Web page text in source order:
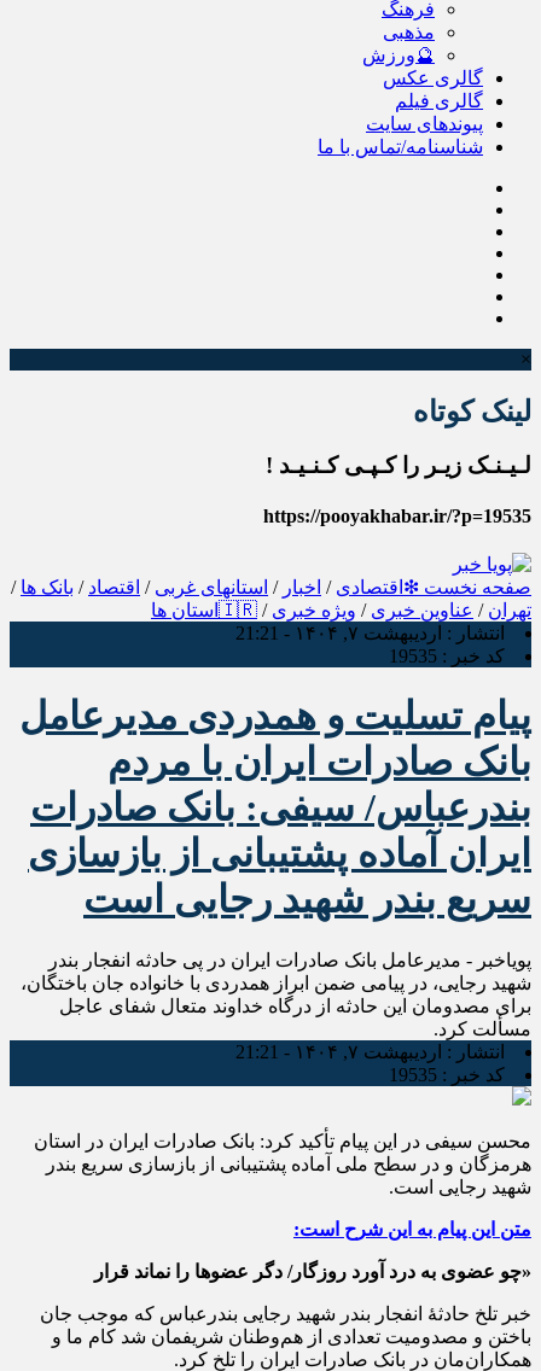
فرهنگ
مذهبی
🔮ورزش
گالری عکس
گالری فیلم
پیوندهای سایت
شناسنامه/تماس با ما
×
لینک کوتاه
لـیـنـک زیـر را کـپـی کـنـیـد !
https://pooyakhabar.ir/?p=19535
صفحه نخست ❇اقتصادی / اخبار / استانهای غربی / اقتصاد / بانک ها /
تهران / عناوین خبری / ویژه خبری / 🇮🇷استان ها
انتشار : اردیبهشت ۷, ۱۴۰۴ - 21:21
کد خبر : 19535
پیام تسلیت و همدردی مدیرعامل
بانک صادرات ایران با مردم
بندرعباس/ سیفی: بانک صادرات
ایران آماده پشتیبانی از بازسازی
سریع بندر شهید رجایی است
پویاخبر - مدیرعامل بانک صادرات ایران در پی حادثه انفجار بندر
شهید رجایی، در پیامی ضمن ابراز همدردی با خانواده جان‌ باختگان،
برای مصدومان این حادثه از درگاه خداوند متعال شفای عاجل
مسألت کرد.
انتشار : اردیبهشت ۷, ۱۴۰۴ - 21:21
کد خبر : 19535
محسن سیفی در این پیام تأکید کرد: بانک صادرات ایران در استان
هرمزگان و در سطح ملی آماده پشتیبانی از بازسازی سریع بندر
شهید رجایی است.
متن این پیام به این شرح است:
«چو عضوی به درد آورد روزگار/ دگر عضوها را نماند قرار
خبر تلخ حادثۀ انفجار بندر شهید رجایی بندرعباس که موجب جان
باختن و مصدومیت تعدادی از هم‌وطنان شریفمان شد کام ما و
همکاران‌مان در بانک صادرات ایران را تلخ کرد.